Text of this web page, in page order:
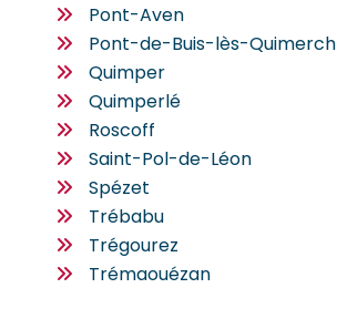
Pont-Aven
Pont-de-Buis-lès-Quimerch
Quimper
Quimperlé
Roscoff
Saint-Pol-de-Léon
Spézet
Trébabu
Trégourez
Trémaouézan